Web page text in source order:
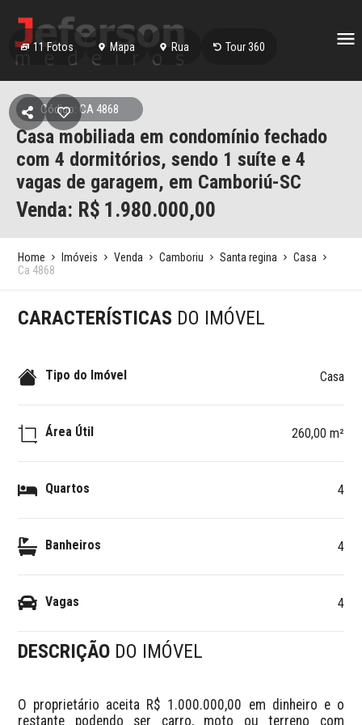
11 Fotos Mapa Rua Tour 360
Código: CA 4868
Casa mobiliada em condomínio fechado
com 4 dormitórios, sendo 1 suíte e 4
vagas de garagem, em Camboriú-SC
Venda: R$ 1.980.000,00
Home Imóveis Venda Camboriu Santa regina
Casa
Ca 4868
CARACTERÍSTICAS DO IMÓVEL
Tipo do Imóvel Casa
Área Útil 260,00 m²
Quartos 4
Banheiros 4
Vagas 4
DESCRIÇÃO DO IMÓVEL
O proprietário aceita R$ 1.000.000,00 em dinheiro e o
restante podendo ser carro, moto ou terreno com